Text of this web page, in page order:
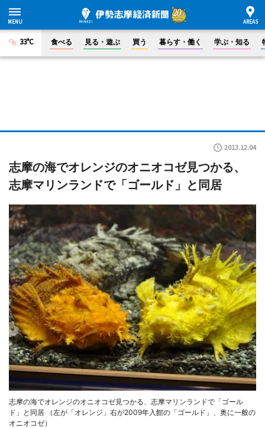
33°C 食べる 見る・遊ぶ 買う 暮らす・働く 学ぶ・知る
2013.12.04
志摩の海でオレンジのオニオコゼ見つかる、
志摩マリンランドで「ゴールド」と同居
志摩の海でオレンジのオニオコゼ見つかる、志摩マリンランドで「ゴール
ド」と同居 （左が「オレンジ」右が2009年入館の「ゴールド」、奥に一般の
オニオコゼ）